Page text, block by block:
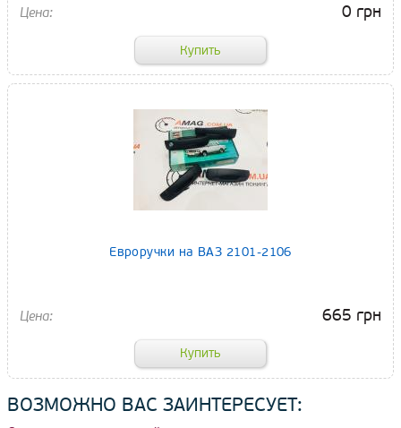
0 грн
Евроручки на ВАЗ 2101-2106
665 грн
ВОЗМОЖНО ВАС ЗАИНТЕРЕСУЕТ: